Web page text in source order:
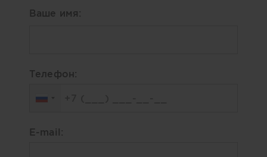
Ваше имя:
Телефон:
E-mail: